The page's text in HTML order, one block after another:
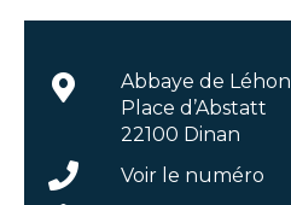
Abbaye de Léhon
Place d’Abstatt
22100 Dinan
Voir le numéro